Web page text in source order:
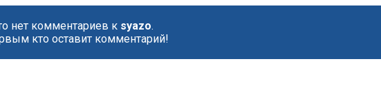
нет комментариев к syazo.
кто оставит комментарий!